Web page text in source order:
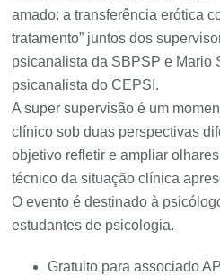
amado: a transferência erótica
tratamento” juntos dos
psicanalista da SBPSP e Mario
psicanalista do CEPSI.
A super supervisão é um
clínico sob duas perspectivas
objetivo refletir e ampliar
técnico da situação clínica
O evento é destinado à
estudantes de psicologia.
Gratuito para associado